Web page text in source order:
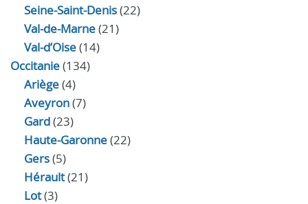
Seine-Saint-Denis(22)
Val-de-Marne(21)
Val-d’Oise(14)
Occitanie(134)
Ariège(4)
Aveyron(7)
Gard(23)
Haute-Garonne(22)
Gers(5)
Hérault(21)
Lot(3)